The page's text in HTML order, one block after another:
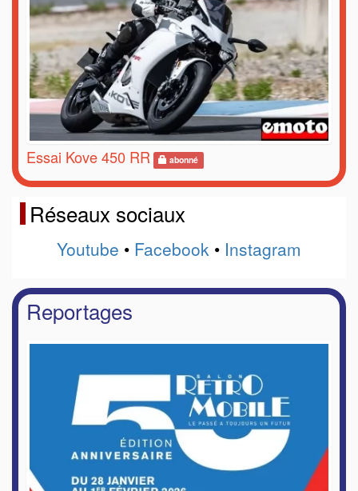
Essai Kove 450 RR abonné
Réseaux sociaux
Youtube • Facebook • Instagram
Reportages